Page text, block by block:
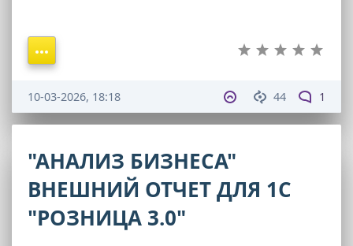
44 1
10-03-2026, 18:18
"АНАЛИЗ БИЗНЕСА"
ВНЕШНИЙ ОТЧЕТ ДЛЯ 1С
"РОЗНИЦА 3.0"